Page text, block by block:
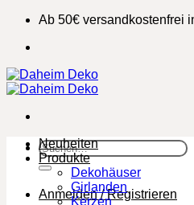
Zum
springen
Ab 50€ versandkostenfrei
Suchen
nach:
Anmelden / Registrieren
Neuheiten
Produkte
Dekohäuser
Girlanden
Kerzen